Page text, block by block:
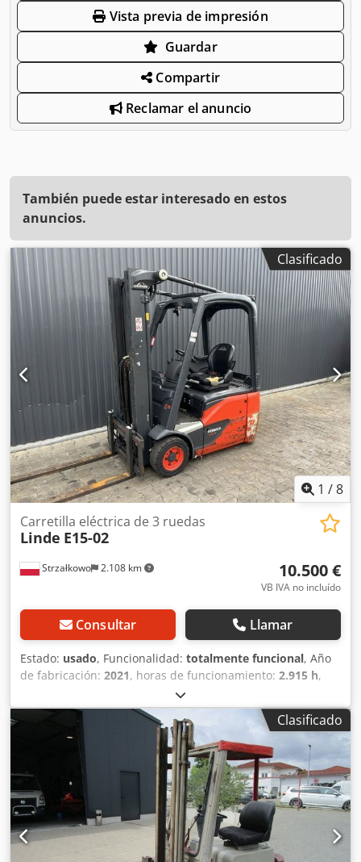
Vista previa de impresión
Guardar
Compartir
Reclamar el anuncio
También puede estar interesado en estos
anuncios.
Clasificado
1 /8
Strzałkowo 2.108 km
Carretilla eléctrica de 3 ruedas
Linde E15-02
10.500 €
VB IVA no incluído
Consultar Llamar
Estado: usado, Funcionalidad: totalmente funcional, Año
de fabricación: 2021, horas de funcionamiento: 2.915 h,
1.500 kg, altura de elevación:
mm, ascensor libre:1.519 mm, tipo de combustible:
, tipo de mástil:triple, altura de construcción:
2.121 mm
, tipo de accionamiento:Elektro, Apilador
eléctrico de 3 ruedas Clase ISO: Clase ISO 2 = 1.000 - 2.500
kg Tipo de mástil: Tríplex Estado: Listo para usar y
totalmente operativo Estado técnico: bueno Codpfezgzi Rjx
Anueha Voltaje de la batería: 24 V Año de fabricación de la
batería: 2021 Desplazador lateral, Tercer circuito
hidráulico.
Clasificado